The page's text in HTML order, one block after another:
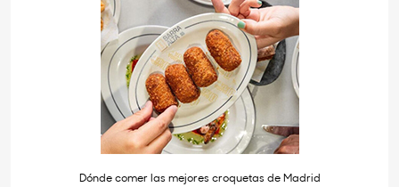
Dónde comer las mejores croquetas de Madrid